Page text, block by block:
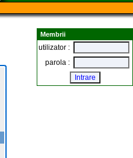
Membrii
utilizator :
parola :